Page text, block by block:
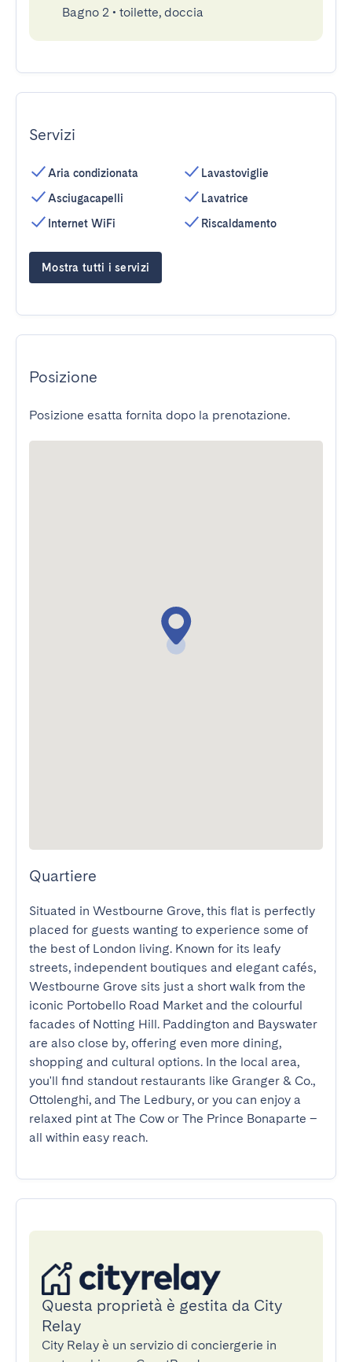
Bagno 2 • toilette, doccia
Servizi
Aria condizionata
Asciugacapelli
Internet WiFi
Lavastoviglie
Lavatrice
Riscaldamento
Mostra tutti i servizi
Posizione
Posizione esatta fornita dopo la prenotazione.
Quartiere
Situated in Westbourne Grove, this flat is perfectly
placed for guests wanting to experience some of
the best of London living. Known for its leafy
streets, independent boutiques and elegant cafés,
Westbourne Grove sits just a short walk from the
iconic Portobello Road Market and the colourful
facades of Notting Hill. Paddington and Bayswater
are also close by, offering even more dining,
shopping and cultural options. In the local area,
you'll find standout restaurants like Granger & Co.,
Ottolenghi, and The Ledbury, or you can enjoy a
relaxed pint at The Cow or The Prince Bonaparte –
all within easy reach.
Questa proprietà è gestita da City
Relay
City Relay è un servizio di conciergerie in